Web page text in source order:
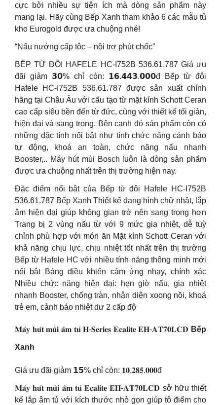
cực bởi nhiều sự tiện ích mà dòng sản phẩm này
mang lại. Hãy cùng Bếp Xanh tham khảo 6 các mẫu tủ
kho Eurogold được ưa chuộng nhé!
“Nấu nướng cấp tôc – nội trợ phút chốc”
BẾP TỪ ĐÔI HAFELE HC-I752B 536.61.787 Giá ưu
đãi giảm 𝟯𝟬% chỉ còn: 𝟭𝟲.𝟰𝟰𝟯.𝟬𝟬𝟬đ Bếp từ đôi
Hafele HC-I752B 536.61.787 được sản xuất chính
hãng tại Châu Âu với cấu tạo từ mặt kính Schott Ceran
cao cấp siêu bền đến từ đức, cùng với thiết kế tối giản,
hiện đại và sang trọng. Bên cạnh đó sản phẩm còn có
những đặc tính nổi bật như tính chức năng cảnh báo
tự động, khoá an toàn, chức năng nấu nhanh
Booster,.. Máy hút mùi Bosch luôn là dòng sản phẩm
được ưa chuộng nhất trên thị trường hiện nay.
Đặc điểm nổi bật của Bếp từ đôi Hafele HC-I752B
536.61.787 Bếp Xanh Thiết kế dạng hình chữ nhật, lắp
âm hiện đại giúp không gian trở nên sang trọng hơn
Trang bị 2 vùng nấu từ với 9 mức gia nhiệt, dễ tuỳ
chỉnh phù hợp với món ăn Mặt kính Schott Ceran với
khả năng chịu lực, chịu nhiệt tốt nhất trên thị trường
Bếp từ Hafele HC với nhiều tính năng thông minh mới
nổi bật Bảng điều khiển cảm ứng nhạy, chính xác
Nhiều chức năng hiện đại: hẹn giờ nấu, gia nhiệt
nhanh Booster, chống tràn, nhận diện xoong nồi, khoá
trẻ em, cảnh báo nhiệt dư 2 cấp độ
𝐌𝐚́𝐲 𝐡𝐮́𝐭 𝐦𝐮̀𝐢 𝐚̂𝐦 𝐭𝐮̉ 𝐇-𝐒𝐞𝐫𝐢𝐞𝐬 𝐄𝐜𝐚𝐥𝐢𝐭𝐞 𝐄𝐇-𝐀𝐓𝟕𝟎𝐋𝐂𝐃 Bếp
Xanh
Giá ưu đãi giảm 𝟭𝟱% chỉ còn: 𝟏𝟎.𝟐𝟖𝟓.𝟎𝟎𝟎đ
𝐌𝐚́𝐲 𝐡𝐮́𝐭 𝐦𝐮̀𝐢 𝐚̂𝐦 𝐭𝐮̉ 𝐄𝐜𝐚𝐥𝐢𝐭𝐞 𝐄𝐇-𝐀𝐓𝟕𝟎𝐋𝐂𝐃 sở hữu thiết
kế lắp âm tủ với kích thước nhỏ gọn giúp tô điểm cho